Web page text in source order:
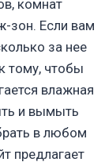
комнат
зон. Если вам
за нее
тому, чтобы
влажная
и вымыть
в любом
предлагает